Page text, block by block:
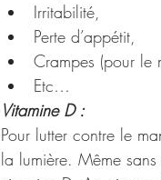
Irritabilité,
Perte d’appétit,
Crampes (pour le
Etc…
Vitamine D :
Pour lutter contre le
la lumière. Même